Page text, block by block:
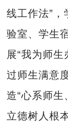
线工作法”
验室、学生
展“我为师生
过师生满意
造“心系师生
立德树人根